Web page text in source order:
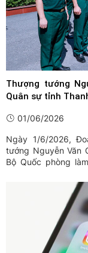
Thượng tướng
Quân sự tỉnh
01/06/2026
Ngày 1/6/2026,
tướng Nguyễn Văn
Bộ Quốc phòng
phạm hành chính